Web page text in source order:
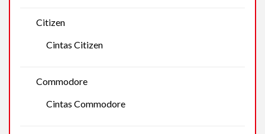
Citizen
Cintas Citizen
Commodore
Cintas Commodore